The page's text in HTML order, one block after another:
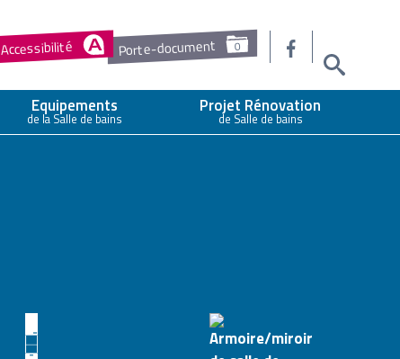
Accessibilité Porte-document 0
Equipements
de la Salle de bains
Projet Rénovation
de Salle de bains